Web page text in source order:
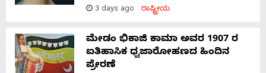
3 days ago ರಾಷ್ಟ್ರೀಯ
ಮೇಡಂ ಭಿಕಾಜಿ ಕಾಮಾ ಅವರ 1907 ರ
ಐತಿಹಾಸಿಕ ಧ್ವಜಾರೋಹಣದ ಹಿಂದಿನ
ಪ್ರೇರಣೆ